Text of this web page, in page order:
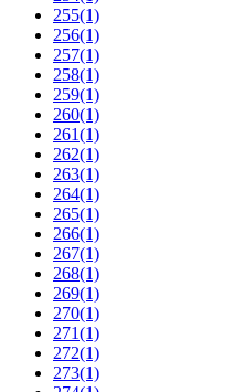
255(1)
256(1)
257(1)
258(1)
259(1)
260(1)
261(1)
262(1)
263(1)
264(1)
265(1)
266(1)
267(1)
268(1)
269(1)
270(1)
271(1)
272(1)
273(1)